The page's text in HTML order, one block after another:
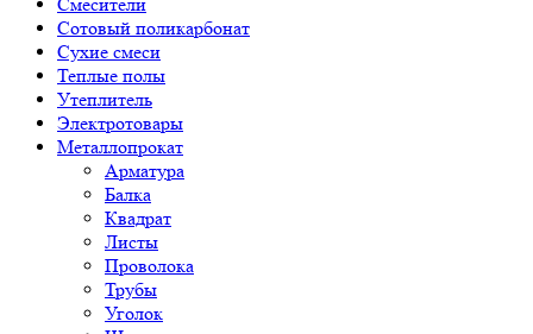
Сотовый поликарбонат
Сухие смеси
Теплые полы
Утеплитель
Электротовары
Металлопрокат
Арматура
Балка
Квадрат
Листы
Проволока
Трубы
Уголок